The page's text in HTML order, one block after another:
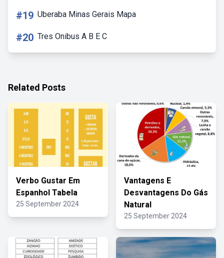
#19 Uberaba Minas Gerais Mapa
#20 Tres Onibus A B E C
Related Posts
Verbo Gustar Em
Espanhol Tabela
25 September 2024
Vantagens E
Desvantagens Do Gás
Natural
25 September 2024